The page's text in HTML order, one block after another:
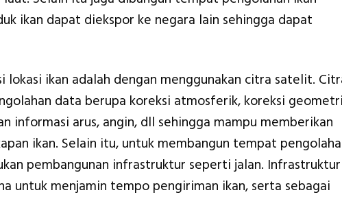
ikan dapat diekspor ke negara lain sehingga dapat
lokasi ikan adalah dengan menggunakan citra satelit.
data berupa koreksi atmosferik, koreksi
informasi arus, angin, dll sehingga mampu memberikan
ikan. Selain itu, untuk membangun tempat
pembangunan infrastruktur seperti jalan. Infrastruktur
untuk menjamin tempo pengiriman ikan, serta sebagai